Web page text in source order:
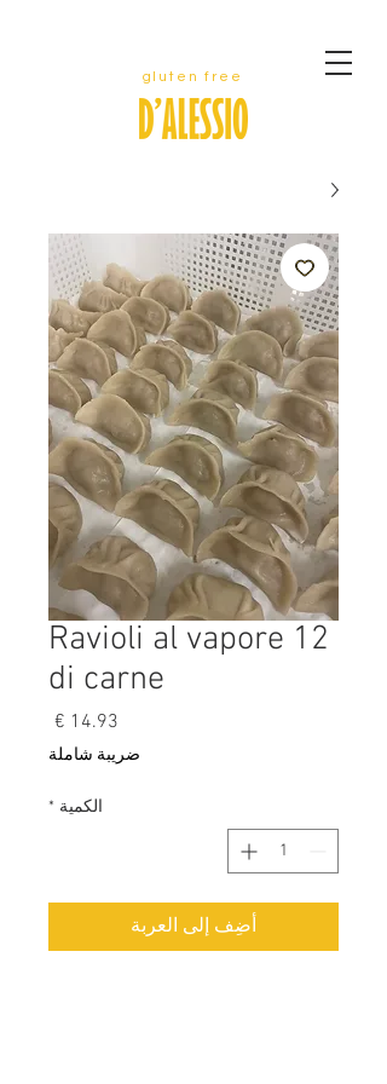
gluten free
12 Ravioli al vapore
di carne
السعر
ضريبة شاملة
الكمية *
أضِف إلى العربة